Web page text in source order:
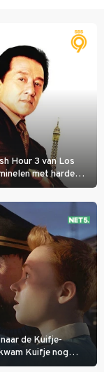
Hour 3 van Los
met harde
de Kuifje-
Kuifje nog
Steven Spielberg.